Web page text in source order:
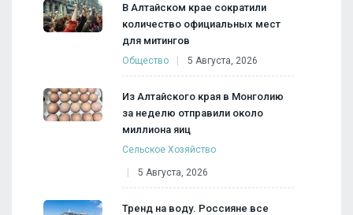
В Алтайском крае сократили
количество официальных мест
для митингов
Общество 5 Августа, 2026
Из Алтайского края в Монголию
за неделю отправили около
миллиона яиц
Сельское Хозяйство
5 Августа, 2026
Тренд на воду. Россияне все